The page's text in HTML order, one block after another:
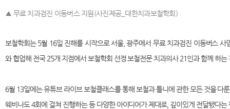
▲ 무료 치과검진 이동버스 지원(사진제공_대한치과보철학회)
보철학회는 5월 16일 진해를 시작으로 서울, 광주에서 무료 치과검진 이동버스
와 협업해 전국 25개 지점에서 보철학회 선정 보철전문 치과의사 21인과 함께 하는
6월 13일에는 유튜브 라이브 보철클래스를 통해 보철과 틀니에 관한 모든 것을 다
웨비나도 4회에 걸쳐 진행하는 등 다양한 아이디어가 제대로, 깊이있게 전달됐다는